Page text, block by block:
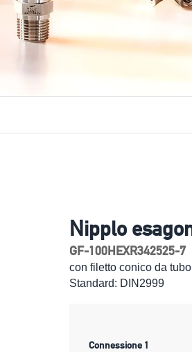
Nipplo
GF-100HEXR342525-7
con filetto conico da
Standard: DIN2999
Connessione 1